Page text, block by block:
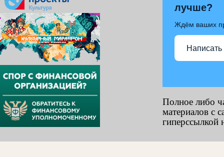
лучше?
Ждём ваших
Написать
Полное либо
материалов с
гиперссылкой